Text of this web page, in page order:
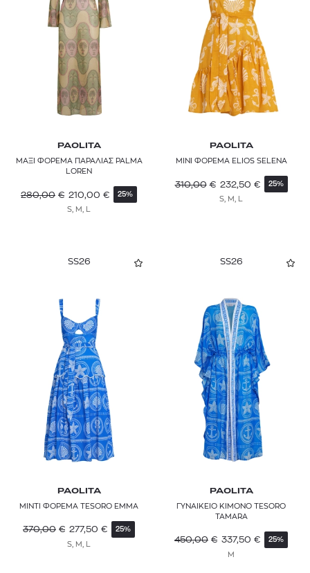
PAOLITA
ΜΑΞΙ ΦΟΡΕΜΑ ΠΑΡΑΛΙΑΣ PALMA
LOREN
280,00 € 210,00 € 25%
S, M, L
PAOLITA
ΜΙΝΙ ΦΟΡΕΜΑ ELIOS SELENA
310,00 € 232,50 € 25%
S, M, L
SS26
PAOLITA
ΜΙΝΤΙ ΦΟΡΕΜΑ TESORO EMMA
370,00 € 277,50 € 25%
S, M, L
SS26
PAOLITA
ΓΥΝΑΙΚΕΙΟ ΚΙΜΟΝΟ TESORO
TAMARA
450,00 € 337,50 € 25%
M